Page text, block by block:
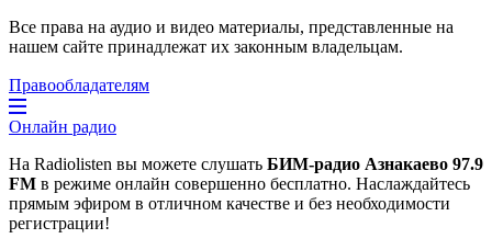
Все права на аудио и видео материалы, представленные на
нашем сайте принадлежат их законным владельцам.
Правообладателям
Онлайн радио
На Radiolisten вы можете слушать БИМ-радио Азнакаево 97.9
FM в режиме онлайн совершенно бесплатно. Наслаждайтесь
прямым эфиром в отличном качестве и без необходимости
регистрации!